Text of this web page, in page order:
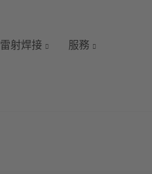
雷射焊接 服務